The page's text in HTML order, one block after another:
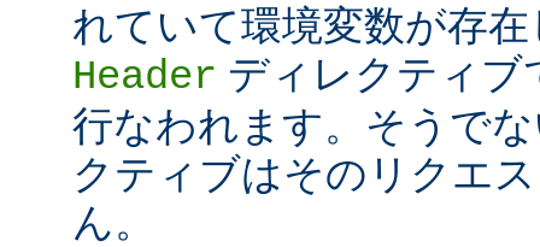
れていて環境変数が存
Header ディレクティブ
行なわれます。そうで
クティブはそのリクエ
ん。